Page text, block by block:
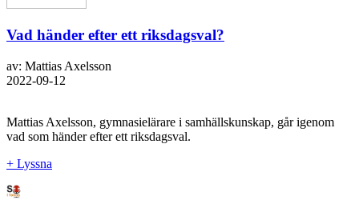
Vad händer efter ett riksdagsval?
av: Mattias Axelsson
2022-09-12
Mattias Axelsson, gymnasielärare i samhällskunskap, går igenom
vad som händer efter ett riksdagsval.
+ Lyssna